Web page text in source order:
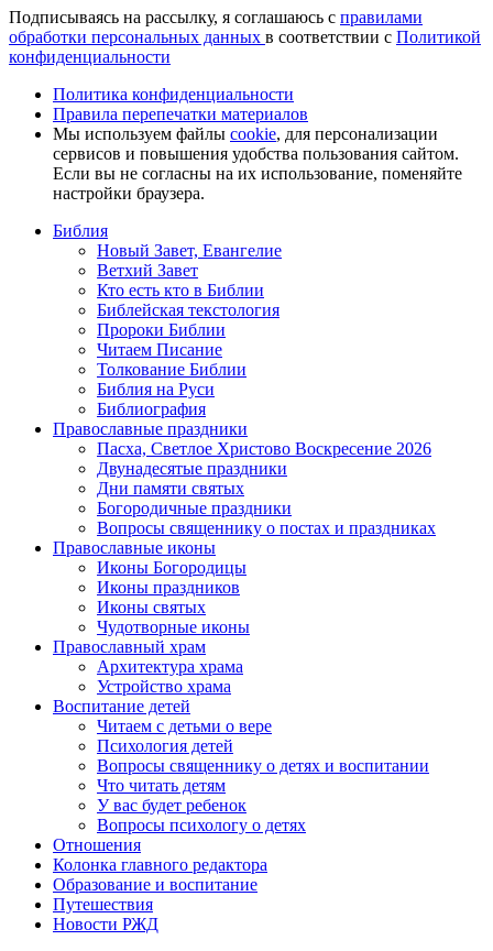
Подписываясь на рассылку, я соглашаюсь с правилами
обработки персональных данных в соответствии с Политикой
конфиденциальности
Политика конфиденциальности
Правила перепечатки материалов
Мы используем файлы cookie, для персонализации
сервисов и повышения удобства пользования сайтом.
Если вы не согласны на их использование, поменяйте
настройки браузера.
Библия
Новый Завет, Евангелие
Ветхий Завет
Кто есть кто в Библии
Библейская текстология
Пророки Библии
Читаем Писание
Толкование Библии
Библия на Руси
Библиография
Православные праздники
Пасха, Светлое Христово Воскресение 2026
Двунадесятые праздники
Дни памяти святых
Богородичные праздники
Вопросы священнику о постах и праздниках
Православные иконы
Иконы Богородицы
Иконы праздников
Иконы святых
Чудотворные иконы
Православный храм
Архитектура храма
Устройство храма
Воспитание детей
Читаем с детьми о вере
Психология детей
Вопросы священнику о детях и воспитании
Что читать детям
У вас будет ребенок
Вопросы психологу о детях
Отношения
Колонка главного редактора
Образование и воспитание
Путешествия
Новости РЖД